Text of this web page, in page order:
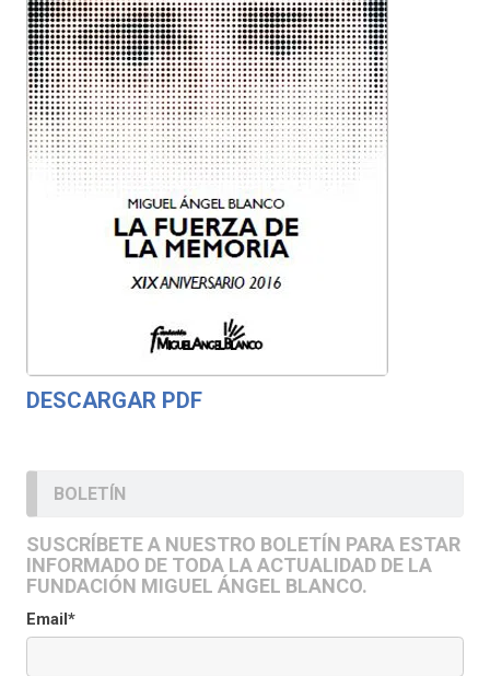
DESCARGAR PDF
BOLETÍN
SUSCRÍBETE A NUESTRO BOLETÍN PARA ESTAR
INFORMADO DE TODA LA ACTUALIDAD DE LA
FUNDACIÓN MIGUEL ÁNGEL BLANCO.
Email*